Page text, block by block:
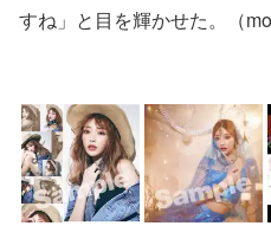
すね」と目を輝かせた。（